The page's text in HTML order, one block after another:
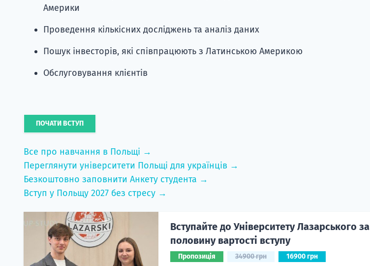
Америки
Проведення кількісних досліджень та аналіз даних
Пошук інвесторів, які співпрацюють з Латинською Америкою
Обслуговування клієнтів
ПОЧАТИ ВСТУП
Все про навчання в Польщі →
Переглянути університети Польщі для українців →
Безкоштовно заповнити Анкету студента →
Вступ у Польщу 2027 без стресу →
Вступайте до Університету Лазарського за
половину вартості вступу
Пропозиція 34900 грн 16900 грн